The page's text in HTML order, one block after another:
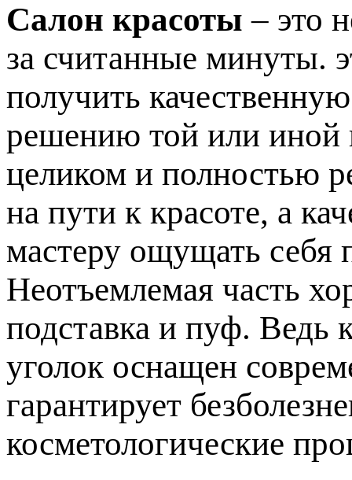
Салон красоты – это
за считанные минуты.
получить
решению той или иной
целиком и полностью
на пути к красоте, а
мастеру ощущать себя
Неотъемлемая часть
подставка и пуф. Ведь
уголок оснащен
гарантирует
косметологические